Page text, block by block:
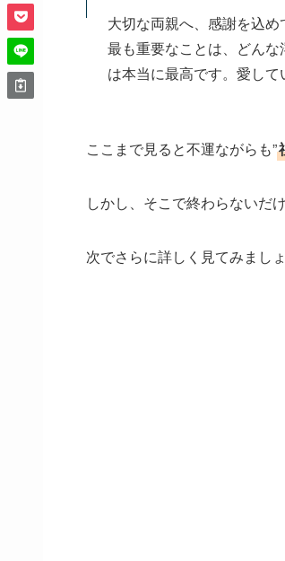
大切な両親へ、感謝を込
最も重要なことは、どん
は本当に最高です。愛して
ここまで見ると不運ながらも”
しかし、そこで終わらないだ
次でさらに詳しく見てみましょ